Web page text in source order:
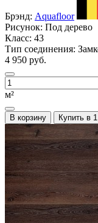
Брэнд: Aquafloor
Рисунок: Под дерево
Класс: 43
Тип соединения:
4 950 руб.
м²
В корзину Купить в